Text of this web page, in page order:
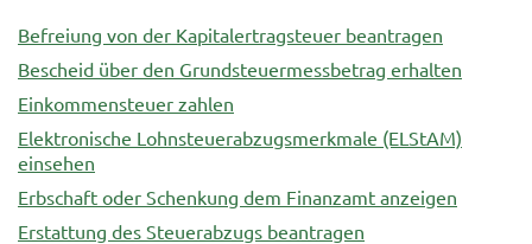
Befreiung von der Kapitalertragsteuer beantragen
Bescheid über den Grundsteuermessbetrag erhalten
Einkommensteuer zahlen
Elektronische Lohnsteuerabzugsmerkmale (ELStAM)
einsehen
Erbschaft oder Schenkung dem Finanzamt anzeigen
Erstattung des Steuerabzugs beantragen